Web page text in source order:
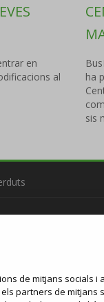
de mitjans socials i
partners de mitjans
en
al
ha
sis